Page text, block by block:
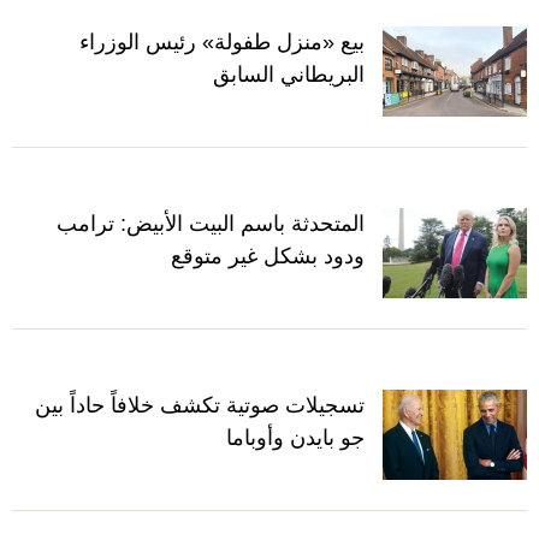
بيع «منزل طفولة» رئيس الوزراء
البريطاني السابق
المتحدثة باسم البيت الأبيض: ترامب
ودود بشكل غير متوقع
تسجيلات صوتية تكشف خلافاً حاداً بين
جو بايدن وأوباما